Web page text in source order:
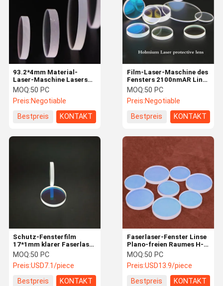
Film-Laser-Maschine des
Fensters 2100nmAR Linse
9.3*2mm Holmiumlasers
schützende
MOQ:50 PC
Preis:Negotiable
Bestpreis
KONTAKT
93.2*4mm Material-
Laser-Maschine Lasers
Faser-1064nmAR
schützende Linsen-H-K9L
MOQ:50 PC
Preis:Negotiable
Bestpreis
KONTAKT
Faserlaser-Fenster Linse
Plano-freien Raumes H-
K9L des Glas-76*2mm
MOQ:50 PC
Preis:USD13.9/piece
Bestpreis
KONTAKT
Schutz-Fensterfilm
17*1mm klarer Faserlaser
der optischen Linsen
LINSE H-K9L Plano
Lasers 1064nmAR
SCHÜTZENDER
MOQ:50 PC
Preis:USD7.1/piece
Bestpreis
KONTAKT